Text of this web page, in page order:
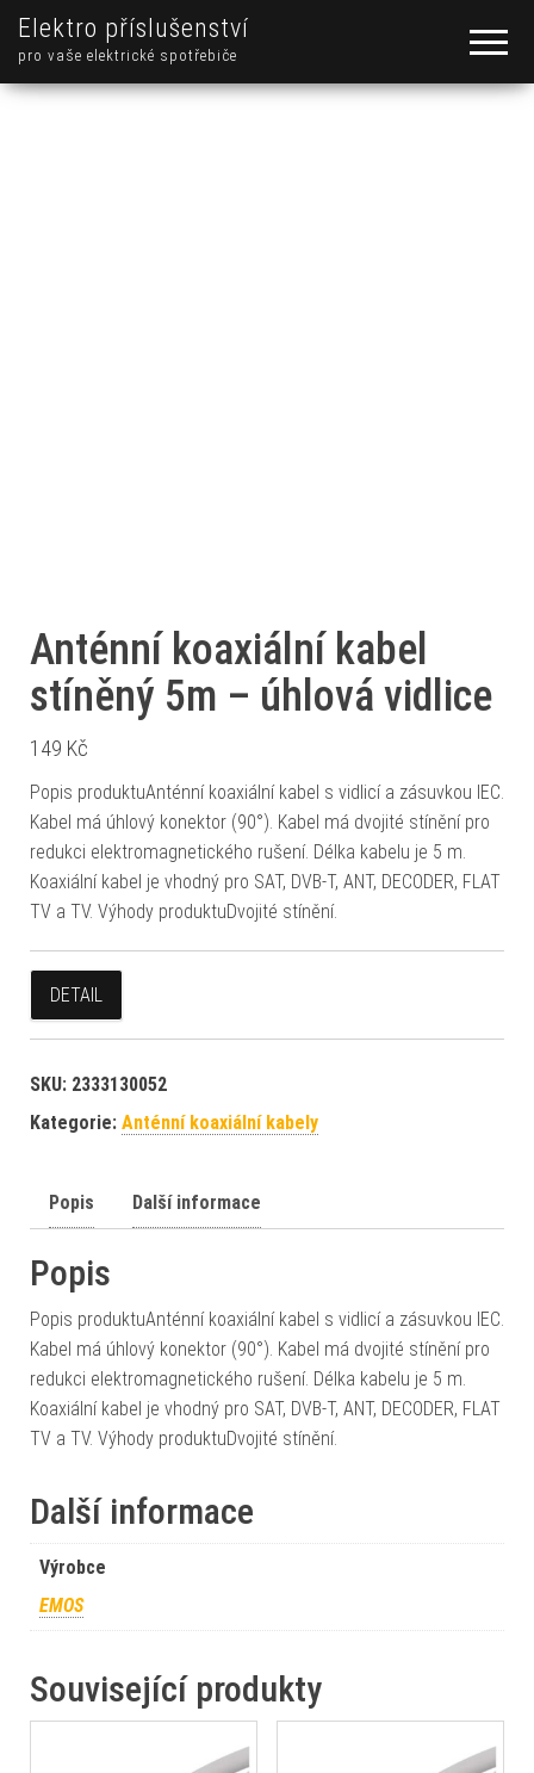
Elektro příslušenství
pro vaše elektrické spotřebiče
Anténní koaxiální kabel
stíněný 5m – úhlová vidlice
149 Kč
Popis produktuAnténní koaxiální kabel s vidlicí a zásuvkou IEC.
Kabel má úhlový konektor (90°). Kabel má dvojité stínění pro
redukci elektromagnetického rušení. Délka kabelu je 5 m.
Koaxiální kabel je vhodný pro SAT, DVB-T, ANT, DECODER, FLAT
TV a TV. Výhody produktuDvojité stínění.
DETAIL
SKU: 2333130052
Kategorie: Anténní koaxiální kabely
Popis Další informace
Popis
Popis produktuAnténní koaxiální kabel s vidlicí a zásuvkou IEC.
Kabel má úhlový konektor (90°). Kabel má dvojité stínění pro
redukci elektromagnetického rušení. Délka kabelu je 5 m.
Koaxiální kabel je vhodný pro SAT, DVB-T, ANT, DECODER, FLAT
TV a TV. Výhody produktuDvojité stínění.
Další informace
Výrobce
EMOS
Související produkty